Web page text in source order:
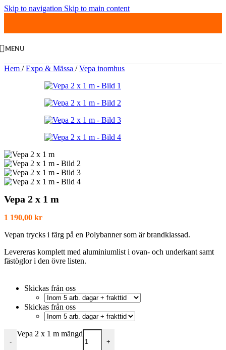
Skip to navigation Skip to main content
MENU
Hem / Expo & Mässa / Vepa inomhus
Vepa 2 x 1 m
1 190,00 kr
Vepan trycks i färg på en Polybanner som är brandklassad.
Levereras komplett med aluminiumlist i ovan- och underkant samt
fästöglor i den övre listen.
Skickas från oss
Skickas från oss
-
Vepa 2 x 1 m mängd
+